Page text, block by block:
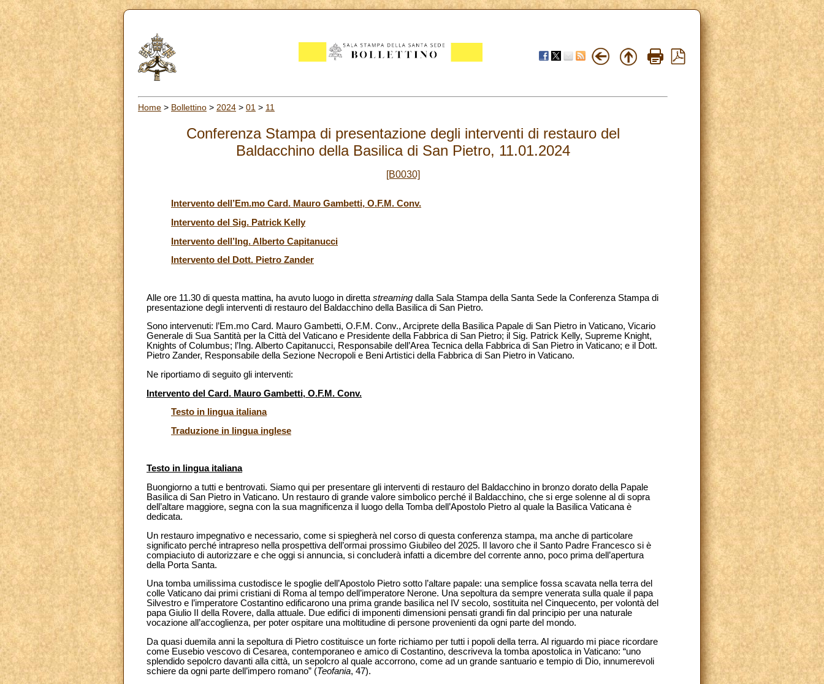
Home > Bollettino > 2024 > 01 > 11
Conferenza Stampa di presentazione degli interventi di restauro del
Baldacchino della Basilica di San Pietro, 11.01.2024
[B0030]
Intervento dell’Em.mo Card. Mauro Gambetti, O.F.M. Conv.
Intervento del Sig. Patrick Kelly
Intervento dell’Ing. Alberto Capitanucci
Intervento del Dott. Pietro Zander
Alle ore 11.30 di questa mattina, ha avuto luogo in diretta streaming dalla Sala Stampa della Santa Sede la Conferenza Stampa di
presentazione degli interventi di restauro del Baldacchino della Basilica di San Pietro.
Sono intervenuti: l’Em.mo Card. Mauro Gambetti, O.F.M. Conv., Arciprete della Basilica Papale di San Pietro in Vaticano, Vicario
Generale di Sua Santità per la Città del Vaticano e Presidente della Fabbrica di San Pietro; il Sig. Patrick Kelly, Supreme Knight,
Knights of Columbus; l’Ing. Alberto Capitanucci, Responsabile dell’Area Tecnica della Fabbrica di San Pietro in Vaticano; e il Dott.
Pietro Zander, Responsabile della Sezione Necropoli e Beni Artistici della Fabbrica di San Pietro in Vaticano.
Ne riportiamo di seguito gli interventi:
Intervento del Card. Mauro Gambetti, O.F.M. Conv.
Testo in lingua italiana
Traduzione in lingua inglese
Testo in lingua italiana
Buongiorno a tutti e bentrovati. Siamo qui per presentare gli interventi di restauro del Baldacchino in bronzo dorato della Papale
Basilica di San Pietro in Vaticano. Un restauro di grande valore simbolico perché il Baldacchino, che si erge solenne al di sopra
dell’altare maggiore, segna con la sua magnificenza il luogo della Tomba dell’Apostolo Pietro al quale la Basilica Vaticana è
dedicata.
Un restauro impegnativo e necessario, come si spiegherà nel corso di questa conferenza stampa, ma anche di particolare
significato perché intrapreso nella prospettiva dell’ormai prossimo Giubileo del 2025. Il lavoro che il Santo Padre Francesco si è
compiaciuto di autorizzare e che oggi si annuncia, si concluderà infatti a dicembre del corrente anno, poco prima dell’apertura
della Porta Santa.
Una tomba umilissima custodisce le spoglie dell’Apostolo Pietro sotto l’altare papale: una semplice fossa scavata nella terra del
colle Vaticano dai primi cristiani di Roma al tempo dell’imperatore Nerone. Una sepoltura da sempre venerata sulla quale il papa
Silvestro e l’imperatore Costantino edificarono una prima grande basilica nel IV secolo, sostituita nel Cinquecento, per volontà del
papa Giulio II della Rovere, dalla attuale. Due edifici di imponenti dimensioni pensati grandi fin dal principio per una naturale
vocazione all’accoglienza, per poter ospitare una moltitudine di persone provenienti da ogni parte del mondo.
Da quasi duemila anni la sepoltura di Pietro costituisce un forte richiamo per tutti i popoli della terra. Al riguardo mi piace ricordare
come Eusebio vescovo di Cesarea, contemporaneo e amico di Costantino, descriveva la tomba apostolica in Vaticano: “uno
splendido sepolcro davanti alla città, un sepolcro al quale accorrono, come ad un grande santuario e tempio di Dio, innumerevoli
schiere da ogni parte dell’impero romano” (Teofania, 47).